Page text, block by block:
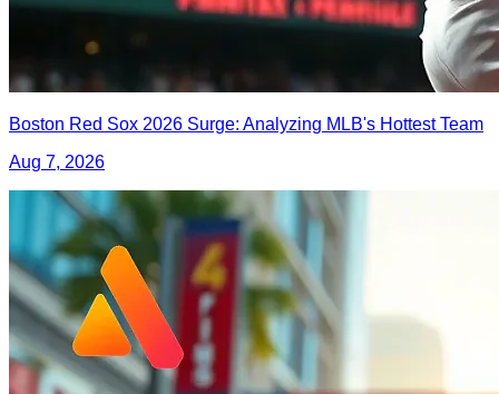
Boston Red Sox 2026 Surge: Analyzing MLB's Hottest Team
Aug 7, 2026